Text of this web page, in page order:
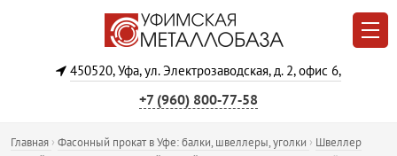
450520, Уфа, ул. Электрозаводская, д. 2, офис 6,
+7 (960) 800‐77‐58
Главная › Фасонный прокат в Уфе: балки, швеллеры, уголки › Швеллер